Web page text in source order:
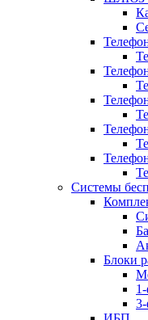
Системы
Блоки